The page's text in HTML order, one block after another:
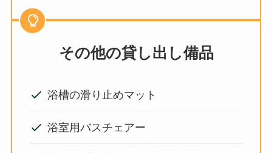
その他の貸し出し備品
浴槽の滑り止めマット
浴室用バスチェアー